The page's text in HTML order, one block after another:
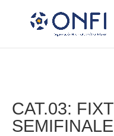
CAT.03: